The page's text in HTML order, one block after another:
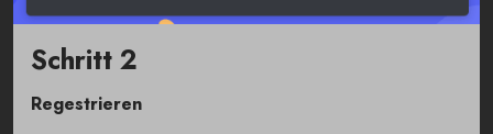
Schritt 2
Regestrieren